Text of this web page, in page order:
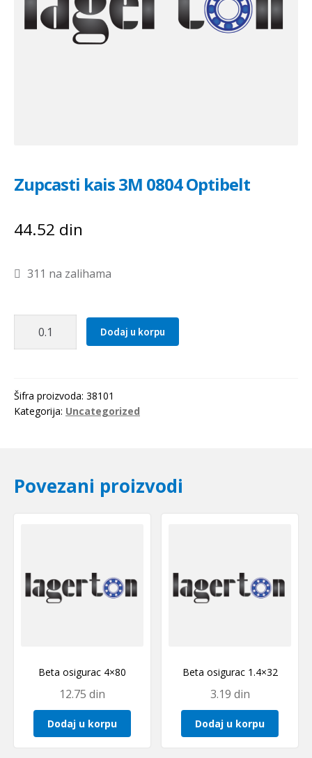
Zupcasti kais 3M 0804 Optibelt
44.52 din
311 na zalihama
Optibelt
količina
Dodaj u korpu
Šifra proizvoda: 38101
Kategorija: Uncategorized
Povezani proizvodi
Beta osigurac 4×80
12.75 din
Dodaj u korpu
Beta osigurac 1.4×32
3.19 din
Dodaj u korpu